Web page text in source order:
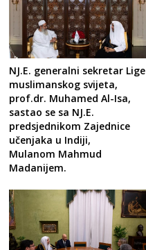
NJ.E. generalni sekretar Lige
muslimanskog svijeta,
prof.dr. Muhamed Al-Isa,
sastao se sa NJ.E.
predsjednikom Zajednice
učenjaka u Indiji,
Mulanom Mahmud
Madanijem.